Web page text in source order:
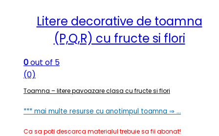
Litere decorative de toamna
(P,Q,R) cu fructe si flori
0out of 5
(0)
Toamna – litere pavoazare clasa cu fructe si flori
*** mai multe resurse cu anotimpul toamna ⇒ …
Ca sa poti descarca materialul trebuie sa fii abonat!